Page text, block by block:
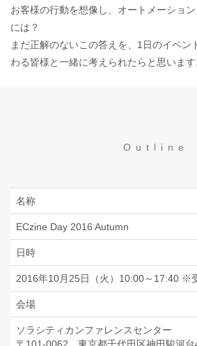
お客様の行動を想像し、オートメーショ
には？
まだ正解のないこの答えを、1日のイベン
わる皆様と一緒に考えられたらと思います
Outline
名称
ECzine Day 2016 Autumn
日時
2016年10月25日（火）10:00～17:40 ※
会場
ソラシティカンファレンスセンター